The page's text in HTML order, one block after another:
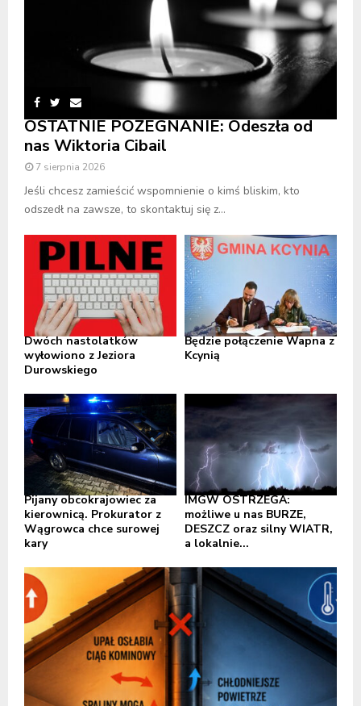
OSTATNIE POŻEGNANIE: Odeszła od
nas Wiktoria Cibail
7 sierpnia 2026
Jeśli chcesz zamieścić wspomnienie o kimś bliskim, kto
odszedł na zawsze, to skontaktuj się z...
Dwóch nastolatków
wyłowiono z Jeziora
Durowskiego
Będzie połączenie Wapna z
Kcynią
Pijany obcokrajowiec za
kierownicą. Prokurator z
Wągrowca chce surowej
kary
IMGW OSTRZEGA:
możliwe u nas BURZE,
DESZCZ oraz silny WIATR,
a lokalnie...